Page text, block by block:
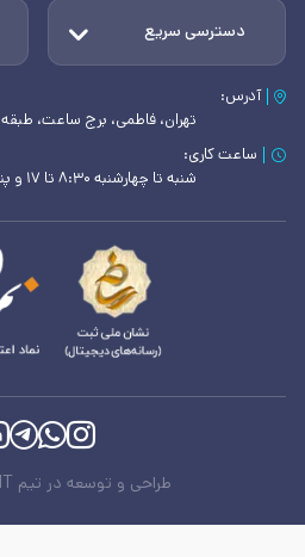
دسترسی سریع
آدرس:
تهران، فاطمی، برج ساعت، طبقه ۳، واحد ۳۱
ساعت کاری:
شنبه تا چهارشنبه ۸:۳۰ تا ۱۷ و پنج‌شنبه ۸:۳۰ تا ۱۳
طراحی و توسعه در تیم IT فولاد ایرانیان